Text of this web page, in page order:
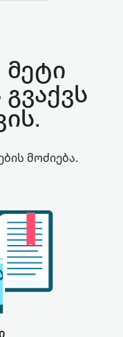
მეტი
მოძიება.